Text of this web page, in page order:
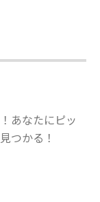
あなたにピッ
つかる！